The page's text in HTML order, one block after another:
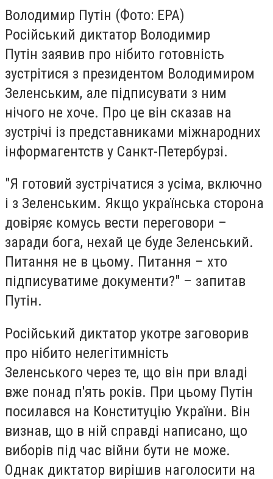
Володимир Путін (Фото: EPA)
Російський диктатор Володимир
Путін заявив про нібито готовність
зустрітися з президентом Володимиром
Зеленським, але підписувати з ним
нічого не хоче. Про це він сказав на
зустрічі із представниками міжнародних
інформагентств у Санкт-Петербурзі.
"Я готовий зустрічатися з усіма, включно
і з Зеленським. Якщо українська сторона
довіряє комусь вести переговори –
заради бога, нехай це буде Зеленський.
Питання не в цьому. Питання – хто
підписуватиме документи?" – запитав
Путін.
Російський диктатор укотре заговорив
про нібито нелегітимність
Зеленського через те, що він при владі
вже понад п'ять років. При цьому Путін
посилався на Конституцію України. Він
визнав, що в ній справді написано, що
виборів під час війни бути не може.
Однак диктатор вирішив наголосити на